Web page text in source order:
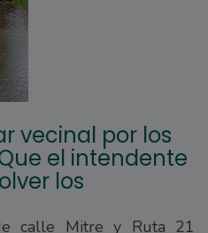
vecinal por los
el intendente
los
calle Mitre y Ruta 21